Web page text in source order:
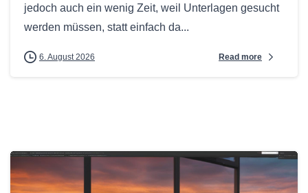
jedoch auch ein wenig Zeit, weil Unterlagen gesucht
werden müssen, statt einfach da...
6. August 2026 Read more